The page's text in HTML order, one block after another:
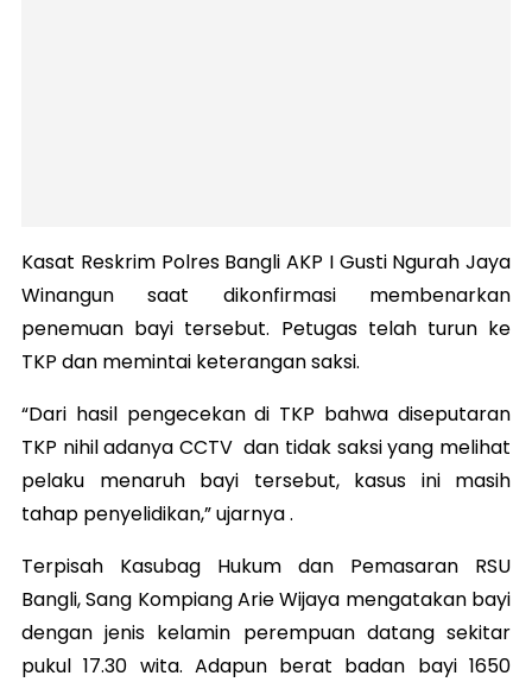
Kasat Reskrim Polres Bangli AKP I Gusti Ngurah Jaya
Winangun saat dikonfirmasi membenarkan
penemuan bayi tersebut. Petugas telah turun ke
TKP dan memintai keterangan saksi.
“Dari hasil pengecekan di TKP bahwa diseputaran
TKP nihil adanya CCTV dan tidak saksi yang melihat
pelaku menaruh bayi tersebut, kasus ini masih
tahap penyelidikan,” ujarnya .
Terpisah Kasubag Hukum dan Pemasaran RSU
Bangli, Sang Kompiang Arie Wijaya mengatakan bayi
dengan jenis kelamin perempuan datang sekitar
pukul 17.30 wita. Adapun berat badan bayi 1650